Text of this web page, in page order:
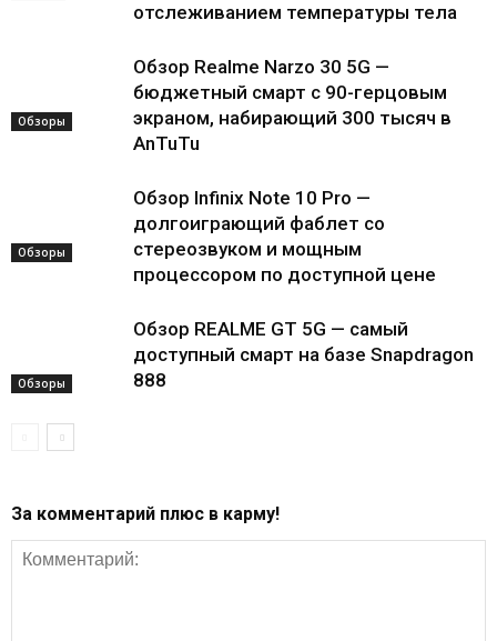
отслеживанием температуры тела
Обзоры
Обзор Realme Narzo 30 5G —
бюджетный смарт с 90-герцовым
экраном, набирающий 300 тысяч в
AnTuTu
Обзоры
Обзор Infinix Note 10 Pro —
долгоиграющий фаблет со
стереозвуком и мощным
процессором по доступной цене
Обзоры
Обзор REALME GT 5G — самый
доступный смарт на базе Snapdragon
888
За комментарий плюс в карму!